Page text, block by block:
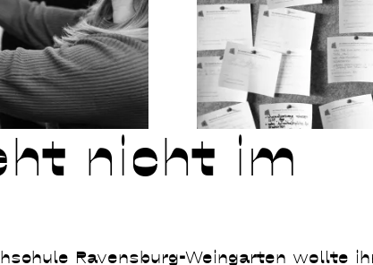
nicht im
Ravensburg-Weingarten wollte